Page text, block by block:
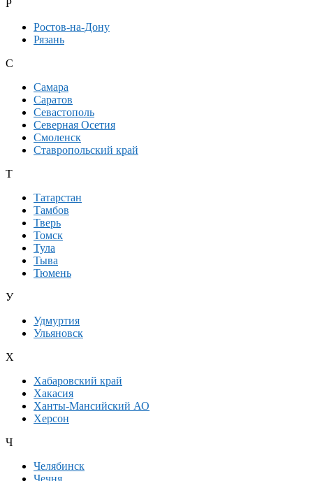
Р
Ростов-на-Дону
Рязань
С
Самара
Саратов
Севастополь
Северная Осетия
Смоленск
Ставропольский край
Т
Татарстан
Тамбов
Тверь
Томск
Тула
Тыва
Тюмень
У
Удмуртия
Ульяновск
Х
Хабаровский край
Хакасия
Ханты-Мансийский АО
Херсон
Ч
Челябинск